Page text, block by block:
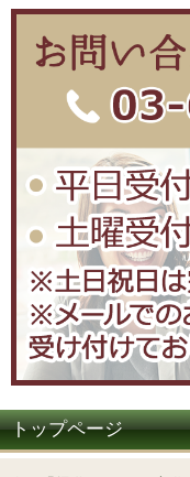
トップページ